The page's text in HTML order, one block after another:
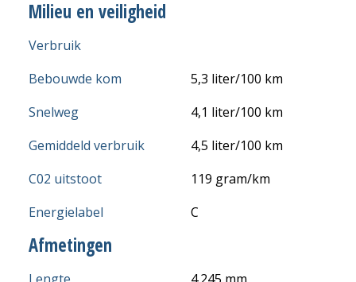
Milieu en veiligheid
Verbruik
Bebouwde kom
5,3 liter/100 km
Snelweg
4,1 liter/100 km
Gemiddeld verbruik
4,5 liter/100 km
C02 uitstoot
119 gram/km
Energielabel
C
Afmetingen